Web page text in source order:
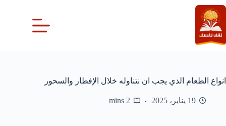
التجاوز
إلى
المحتوى
انواع الطعام الذي يجب ان نتناوله خلال الإفطار والسحور
19 يناير، 2025 2 mins